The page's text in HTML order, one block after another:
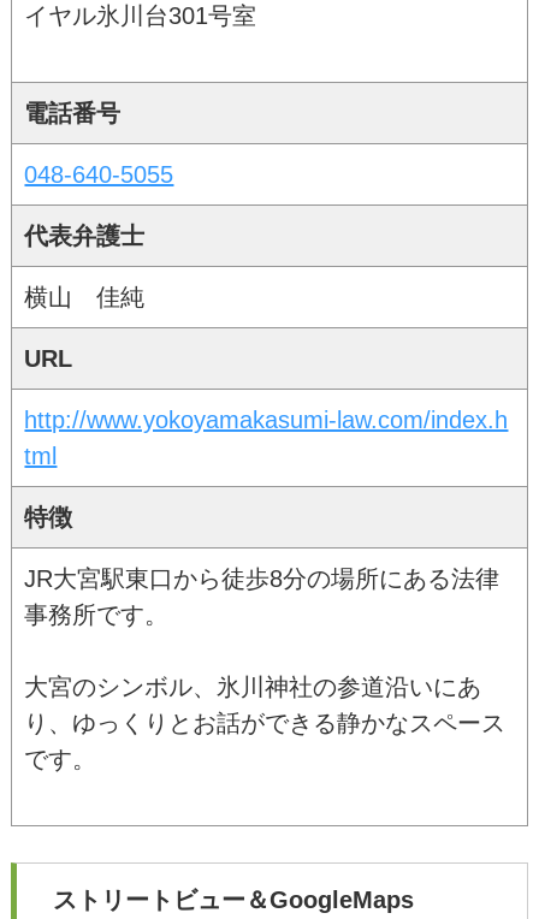
イヤル氷川台301号室
電話番号
048-640-5055
代表弁護士
横山 佳純
URL
http://www.yokoyamakasumi-law.com/index.h
tml
特徴
JR大宮駅東口から徒歩8分の場所にある法律
事務所です。
大宮のシンボル、氷川神社の参道沿いにあ
り、ゆっくりとお話ができる静かなスペース
です。
ストリートビュー＆GoogleMaps